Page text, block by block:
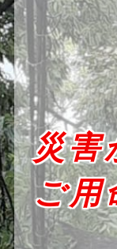
災害
ご用